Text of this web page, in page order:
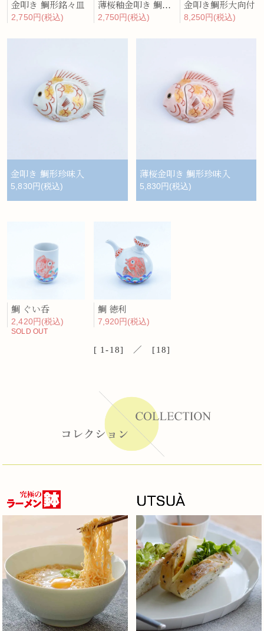
金叩き 鯛形銘々皿
2,750円(税込)
薄桜釉金叩き 鯛形銘々皿
2,750円(税込)
金叩き鯛形大向付
8,250円(税込)
金叩き 鯛形珍味入
5,830円(税込)
薄桜金叩き 鯛形珍味入
5,830円(税込)
鯛 ぐい呑
2,420円(税込)
SOLD OUT
鯛 徳利
7,920円(税込)
[ 1-18] ／ [18]